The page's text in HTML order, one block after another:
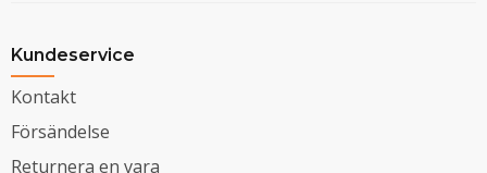
Kundeservice
Kontakt
Försändelse
Returnera en vara